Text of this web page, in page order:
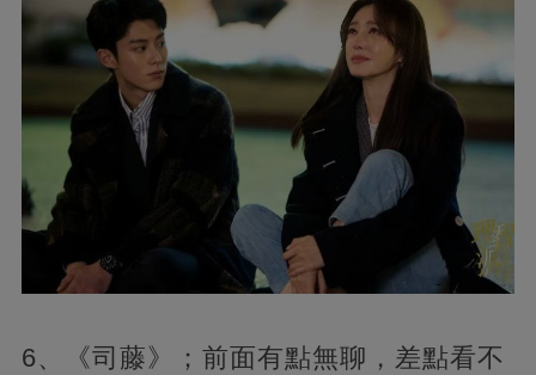
6、《司藤》；前面有點無聊，差點看不